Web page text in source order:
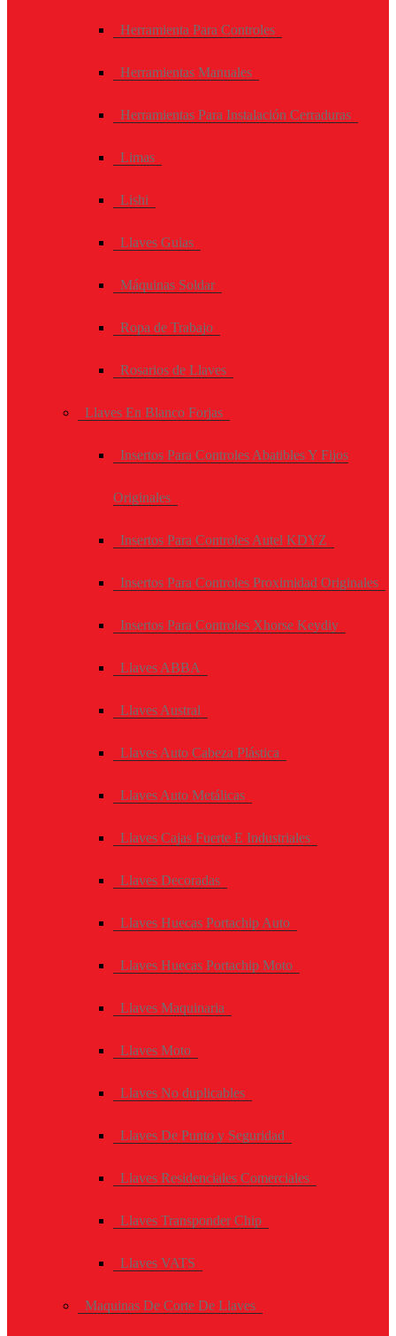
Herramienta Para Controles
Herramientas Manuales
Herramientas Para Instalación Cerraduras
Limas
Lishi
Llaves Guias
Máquinas Soldar
Ropa de Trabajo
Rosarios de Llaves
Llaves En Blanco Forjas
Insertos Para Controles Abatibles Y Fijos
Originales
Insertos Para Controles Autel KDYZ
Insertos Para Controles Proximidad Originales
Insertos Para Controles Xhorse Keydiy
Llaves ABBA
Llaves Austral
Llaves Auto Cabeza Plástica
Llaves Auto Metálicas
Llaves Cajas Fuerte E Industriales
Llaves Decoradas
Llaves Huecas Portachip Auto
Llaves Huecas Portachip Moto
Llaves Maquinaria
Llaves Moto
Llaves No duplicables
Llaves De Punto y Seguridad
Llaves Residenciales Comerciales
Llaves Transponder Chip
Llaves VATS
Maquinas De Corte De Llaves